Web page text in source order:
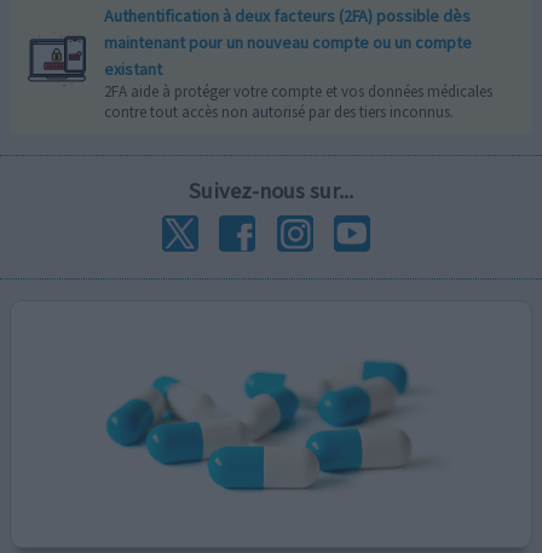
Authentification à deux facteurs (2FA) possible dès
maintenant pour un nouveau compte ou un compte
existant
2FA aide à protéger votre compte et vos données médicales
contre tout accès non autorisé par des tiers inconnus.
Suivez-nous sur...